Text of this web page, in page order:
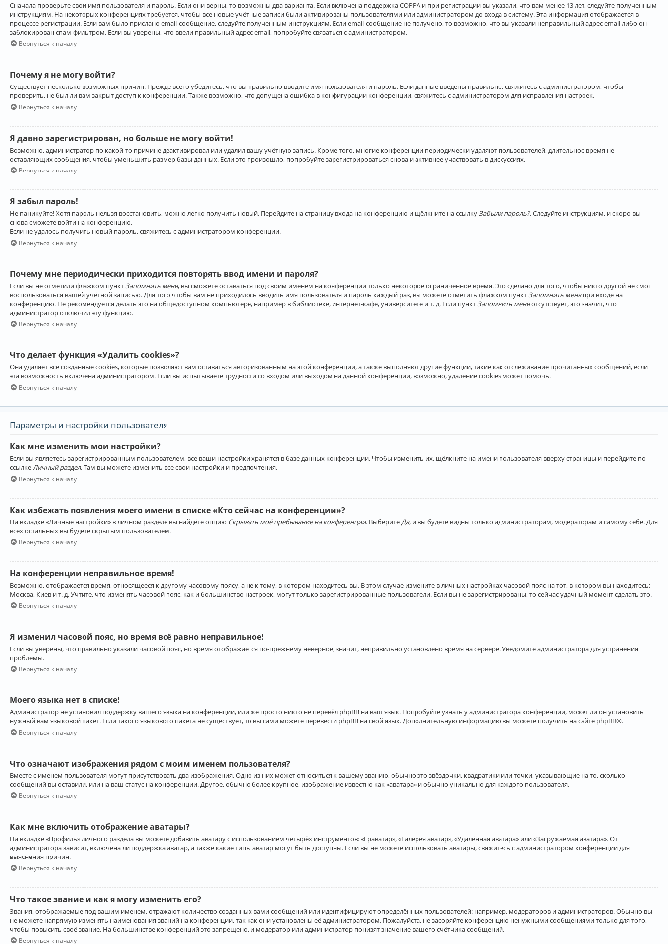
Сначала проверьте свои имя пользователя и пароль. Если они верны, то возможны два варианта. Если включена поддержка COPPA и при регистрации вы указали, что вам менее 13 лет, следуйте полученным
инструкциям. На некоторых конференциях требуется, чтобы все новые учётные записи были активированы пользователями или администратором до входа в систему. Эта информация отображается в
процессе регистрации. Если вам было прислано email-сообщение, следуйте полученным инструкциям. Если email-сообщение не получено, то возможно, что вы указали неправильный адрес email либо он
заблокирован спам-фильтром. Если вы уверены, что ввели правильный адрес email, попробуйте связаться с администратором.
Вернуться к началу
Почему я не могу войти?
Существует несколько возможных причин. Прежде всего убедитесь, что вы правильно вводите имя пользователя и пароль. Если данные введены правильно, свяжитесь с администратором, чтобы
проверить, не был ли вам закрыт доступ к конференции. Также возможно, что допущена ошибка в конфигурации конференции, свяжитесь с администратором для исправления настроек.
Вернуться к началу
Я давно зарегистрирован, но больше не могу войти!
Возможно, администратор по какой-то причине деактивировал или удалил вашу учётную запись. Кроме того, многие конференции периодически удаляют пользователей, длительное время не
оставляющих сообщения, чтобы уменьшить размер базы данных. Если это произошло, попробуйте зарегистрироваться снова и активнее участвовать в дискуссиях.
Вернуться к началу
Я забыл пароль!
Не паникуйте! Хотя пароль нельзя восстановить, можно легко получить новый. Перейдите на страницу входа на конференцию и щёлкните на ссылкуЗабыли пароль?. Следуйте инструкциям, и скоро вы
снова сможете войти на конференцию.
Если не удалось получить новый пароль, свяжитесь с администратором конференции.
Вернуться к началу
Почему мне периодически приходится повторять ввод имени и пароля?
Если вы не отметили флажком пункт Запомнить меня, вы сможете оставаться под своим именем на конференции только некоторое ограниченное время. Это сделано для того, чтобы никто другой не смог
воспользоваться вашей учётной записью. Для того чтобы вам не приходилось вводить имя пользователя и пароль каждый раз, вы можете отметить флажком пункт Запомнить меняпри входе на
конференцию. Не рекомендуется делать это на общедоступном компьютере, например в библиотеке, интернет-кафе, университете и т. д. Если пункт Запомнить меняотсутствует, это значит, что
администратор отключил эту функцию.
Вернуться к началу
Что делает функция «Удалить cookies»?
Она удаляет все созданные cookies, которые позволяют вам оставаться авторизованным на этой конференции, а также выполняют другие функции, такие как отслеживание прочитанных сообщений, если
эта возможность включена администратором. Если вы испытываете трудности со входом или выходом на данной конференции, возможно, удаление cookies может помочь.
Вернуться к началу
Параметры и настройки пользователя
Как мне изменить мои настройки?
Если вы являетесь зарегистрированным пользователем, все ваши настройки хранятся в базе данных конференции. Чтобы изменить их, щёлкните на имени пользователя вверху страницы и перейдите по
ссылкеЛичный раздел. Там вы можете изменить все свои настройки и предпочтения.
Вернуться к началу
Как избежать появления моего имени в списке «Кто сейчас на конференции»?
На вкладке «Личные настройки» в личном разделе вы найдёте опцию Скрывать моё пребывание на конференции. Выберите Да, и вы будете видны только администраторам, модераторам и самому себе. Для
всех остальных вы будете скрытым пользователем.
Вернуться к началу
На конференции неправильное время!
Возможно, отображается время, относящееся к другому часовому поясу, а не к тому, в котором находитесь вы. В этом случае измените в личных настройках часовой пояс на тот, в котором вы находитесь:
Москва, Киев и т. д. Учтите, что изменять часовой пояс, как и большинство настроек, могут только зарегистрированные пользователи. Если вы не зарегистрированы, то сейчас удачный момент сделать это.
Вернуться к началу
Я изменил часовой пояс, но время всё равно неправильное!
Если вы уверены, что правильно указали часовой пояс, но время отображается по-прежнему неверное, значит, неправильно установлено время на сервере. Уведомите администратора для устранения
проблемы.
Вернуться к началу
Моего языка нет в списке!
Администратор не установил поддержку вашего языка на конференции, или же просто никто не перевёл phpBB на ваш язык. Попробуйте узнать у администратора конференции, может ли он установить
нужный вам языковой пакет. Если такого языкового пакета не существует, то вы сами можете перевести phpBB на свой язык. Дополнительную информацию вы можете получить на сайте phpBB®.
Вернуться к началу
Что означают изображения рядом с моим именем пользователя?
Вместе с именем пользователя могут присутствовать два изображения. Одно из них может относиться к вашему званию, обычно это звёздочки, квадратики или точки, указывающие на то, сколько
сообщений вы оставили, или на ваш статус на конференции. Другое, обычно более крупное, изображение известно как «аватара» и обычно уникально для каждого пользователя.
Вернуться к началу
Как мне включить отображение аватары?
На вкладке «Профиль» личного раздела вы можете добавить аватару с использованием четырёх инструментов: «Граватар», «Галерея аватар», «Удалённая аватара» или «Загружаемая аватара». От
администратора зависит, включена ли поддержка аватар, а также какие типы аватар могут быть доступны. Если вы не можете использовать аватары, свяжитесь с администратором конференции для
выяснения причин.
Вернуться к началу
Что такое звание и как я могу изменить его?
Звания, отображаемые под вашим именем, отражают количество созданных вами сообщений или идентифицируют определённых пользователей: например, модераторов и администраторов. Обычно вы
не можете напрямую изменять наименования званий на конференции, так как они установлены её администратором. Пожалуйста, не засоряйте конференцию ненужными сообщениями только для того,
чтобы повысить своё звание. На большинстве конференций это запрещено, и модератор или администратор понизят значение вашего счётчика сообщений.
Вернуться к началу